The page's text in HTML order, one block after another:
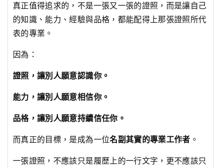
真正值得追求的，不是一張又一張的證照，而是讓自己
的知識、能力、經驗與品格，都能配得上那張證照所代
表的專業。
因為：
證照，讓別人願意認識你。
能力，讓別人願意相信你。
品格，讓別人願意持續信任你。
而真正的目標，是成為一位名副其實的專業工作者 。
一張證照，不應該只是履歷上的一行文字，更不應該只